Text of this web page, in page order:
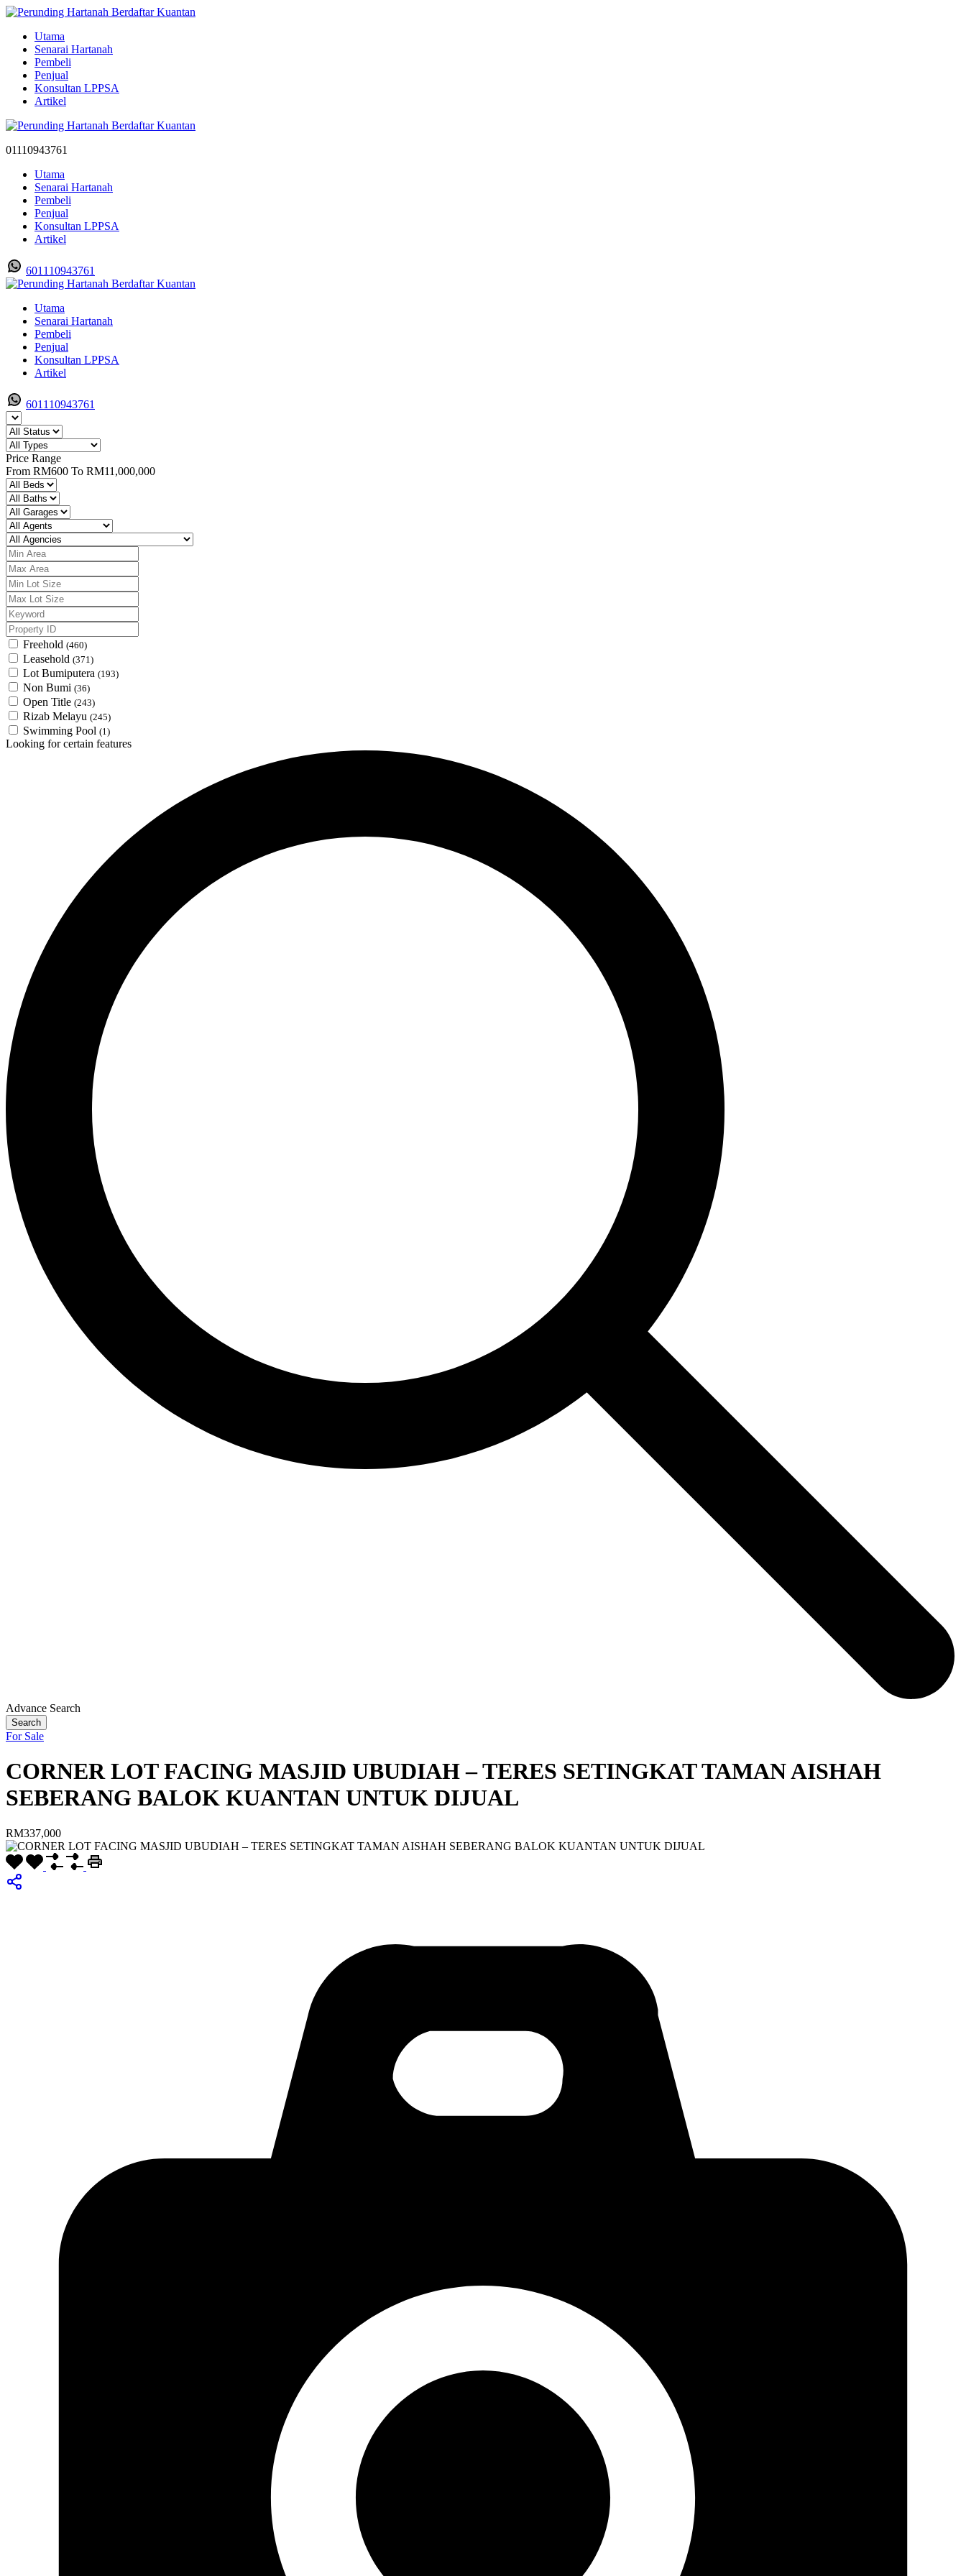
Utama
Senarai Hartanah
Pembeli
Penjual
Konsultan LPPSA
Artikel
01110943761
Utama
Senarai Hartanah
Pembeli
Penjual
Konsultan LPPSA
Artikel
601110943761
Utama
Senarai Hartanah
Pembeli
Penjual
Konsultan LPPSA
Artikel
601110943761
Price Range
From RM600 To RM11,000,000
Freehold (460)
Leasehold (371)
Lot Bumiputera (193)
Non Bumi (36)
Open Title (243)
Rizab Melayu (245)
Swimming Pool (1)
Looking for certain features
Advance Search
Search
For Sale
CORNER LOT FACING MASJID UBUDIAH – TERES SETINGKAT TAMAN AISHAH
SEBERANG BALOK KUANTAN UNTUK DIJUAL
RM337,000